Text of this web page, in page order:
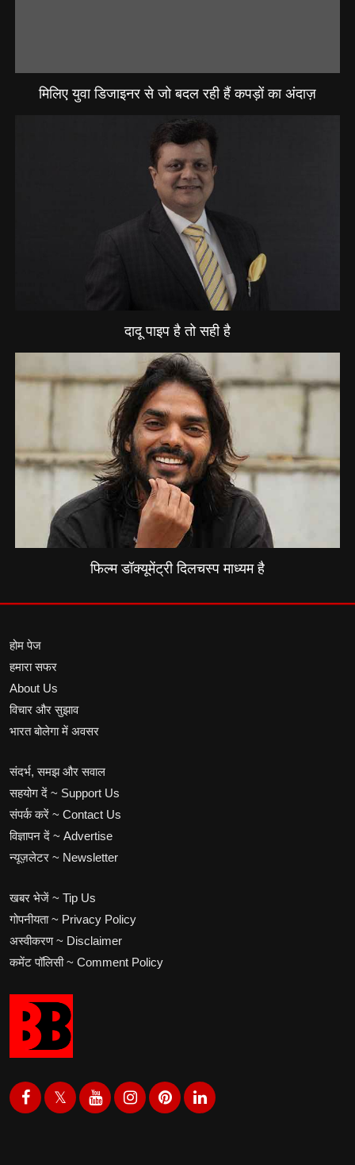
मिलिए युवा डिजाइनर से जो बदल रही हैं कपड़ों का अंदाज़
दादू पाइप है तो सही है
फिल्म डॉक्यूमेंट्री दिलचस्प माध्यम है
होम पेज
हमारा सफर
About Us
विचार और सुझाव
भारत बोलेगा में अवसर
संदर्भ, समझ और सवाल
सहयोग दें ~ Support Us
संपर्क करें ~ Contact Us
विज्ञापन दें ~ Advertise
न्यूज़लेटर ~ Newsletter
खबर भेजें ~ Tip Us
गोपनीयता ~ Privacy Policy
अस्वीकरण ~ Disclaimer
कमेंट पॉलिसी ~ Comment Policy